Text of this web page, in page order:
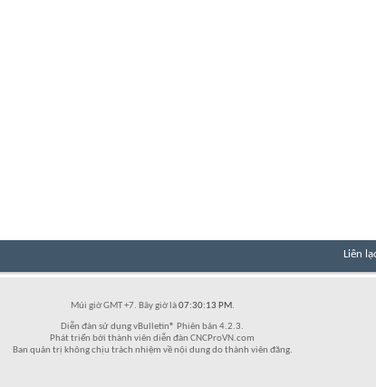
Liên
Múi giờ GMT +7. Bây giờ là07:30:13 PM.
Diễn đàn sử dụng vBulletin® Phiên bản 4.2.3.
Phát triển bởi thành viên diễn đàn CNCProVN.com
Ban quản trị không chịu trách nhiệm về nội dung do thành viên đăng.